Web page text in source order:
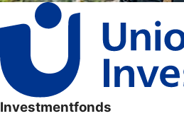
Investmentfonds